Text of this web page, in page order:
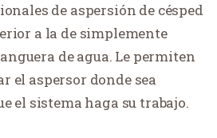
de aspersión de césped
a la de simplemente
de agua. Le permiten
el aspersor donde sea
el sistema haga su trabajo.